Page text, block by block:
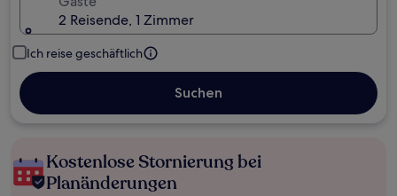
2 Reisende, 1 Zimmer
Ich reise geschäftlich
Suchen
Kostenlose Stornierung bei
Planänderungen